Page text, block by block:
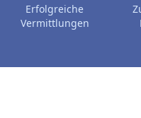
Erfolgreiche
Vermittlungen